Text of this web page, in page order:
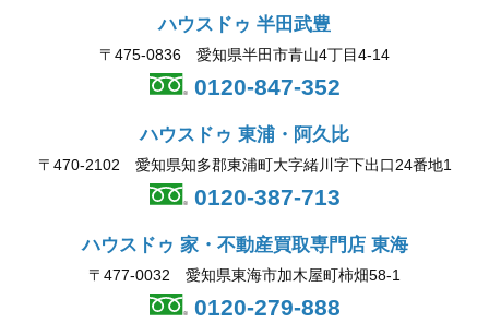
ハウスドゥ 半田武豊
〒475-0836 愛知県半田市青山4丁目4-14
0120-847-352
ハウスドゥ 東浦・阿久比
〒470-2102 愛知県知多郡東浦町大字緒川字下出口24番地1
0120-387-713
ハウスドゥ 家・不動産買取専門店 東海
〒477-0032 愛知県東海市加木屋町柿畑58-1
0120-279-888